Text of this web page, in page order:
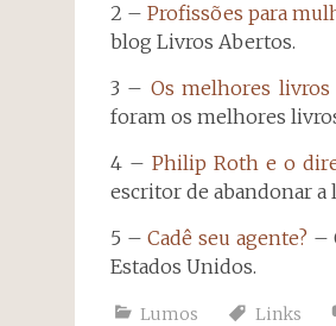
2 –Profissões para
blog Livros Abertos.
3 – Os melhores
foram os melhores
4 –Philip Roth e o
escritor de abandonar a
5 –Cadê seu agente? –
Estados Unidos.
Lumos Links